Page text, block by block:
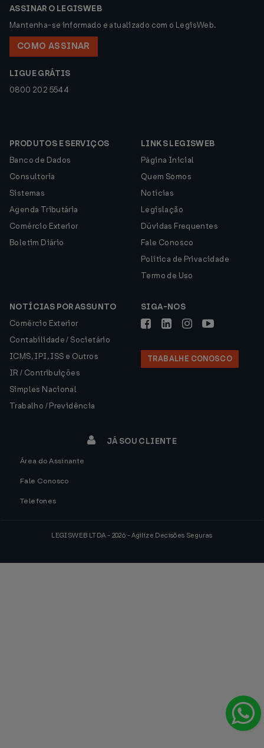
ASSINAR O LEGISWEB
Mantenha-se informado e atualizado com o LegisWeb.
COMO ASSINAR
LIGUE GRÁTIS
0800 202 5544
PRODUTOS E SERVIÇOS
Banco de Dados
Consultoria
Sistemas
Agenda Tributária
Comércio Exterior
Boletim Diário
LINKS LEGISWEB
Página Inicial
Quem Somos
Notícias
Legislação
Dúvidas Frequentes
Fale Conosco
Política de Privacidade
Termo de Uso
NOTÍCIAS POR ASSUNTO
Comércio Exterior
Contabilidade / Societário
ICMS, IPI, ISS e Outros
IR / Contribuições
Simples Nacional
Trabalho / Previdência
SIGA-NOS
TRABALHE CONOSCO
JÁ SOU CLIENTE
Área do Assinante
Fale Conosco
Telefones
LEGISWEB LTDA - 2026 - Agilize Decisões Seguras